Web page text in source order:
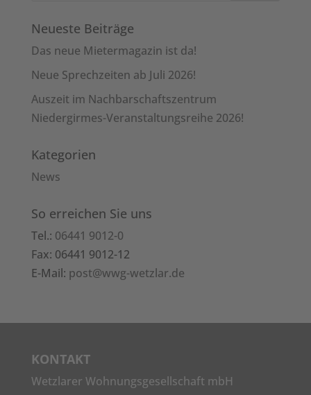
Neueste Beiträge
Das neue Mietermagazin ist da!
Neue Sprechzeiten ab Juli 2026!
Auszeit im Nachbarschaftszentrum
Niedergirmes-Veranstaltungsreihe 2026!
Kategorien
News
So erreichen Sie uns
Tel.: 06441 9012-0
Fax: 06441 9012-12
E-Mail: post@wwg-wetzlar.de
KONTAKT
Wetzlarer Wohnungsgesellschaft mbH